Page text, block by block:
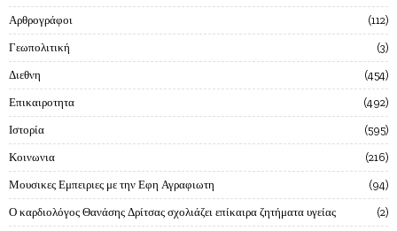
Αρθρογράφοι 112
Γεωπολιτική 3
Διεθνη 454
Επικαιροτητα 492
Ιστορία 595
Κοινωνια 216
Μουσικες Εμπειριες με την Εφη Αγραφιωτη 94
Ο καρδιολόγος Θανάσης Δρίτσας σχολιάζει επίκαιρα ζητήματα υγείας 2